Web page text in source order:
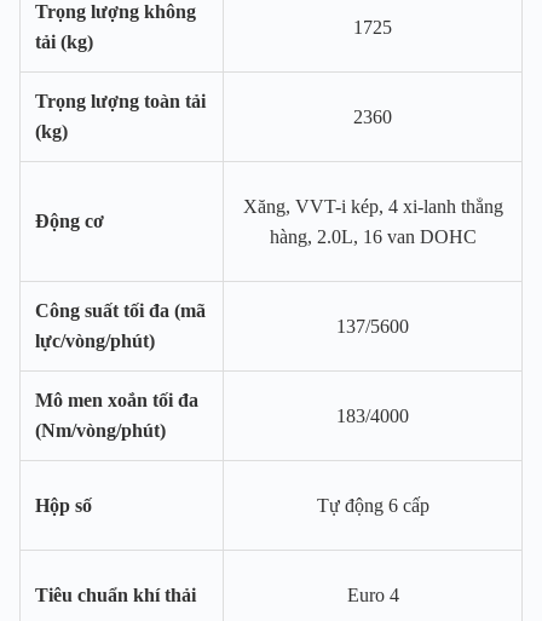
Trọng lượng không
tải (kg)
1725
Trọng lượng toàn tải
(kg)
2360
Động cơ
Xăng, VVT-i kép, 4 xi-lanh thẳng
hàng, 2.0L, 16 van DOHC
Công suất tối đa (mã
lực/vòng/phút)
137/5600
Mô men xoắn tối đa
(Nm/vòng/phút)
183/4000
Hộp số Tự động 6 cấp
Tiêu chuẩn khí thải Euro 4